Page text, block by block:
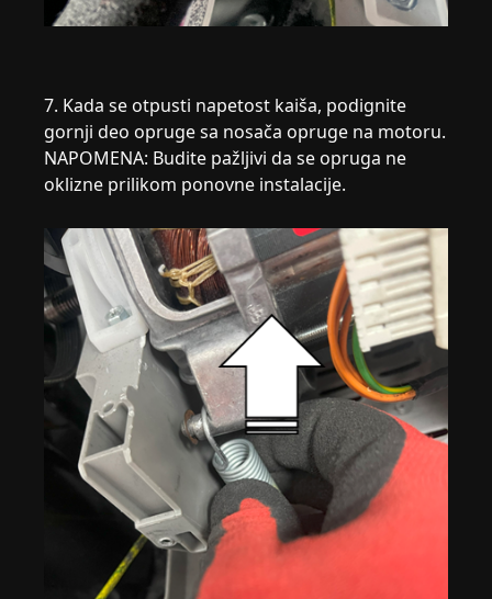
7. Kada se otpusti napetost kaiša, podignite
gornji deo opruge sa nosača opruge na motoru.
NAPOMENA: Budite pažljivi da se opruga ne
oklizne prilikom ponovne instalacije.